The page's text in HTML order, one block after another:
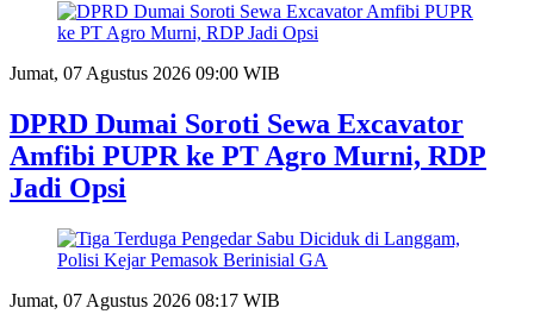
Jumat, 07 Agustus 2026 09:00 WIB
DPRD Dumai Soroti Sewa Excavator
Amfibi PUPR ke PT Agro Murni, RDP
Jadi Opsi
Jumat, 07 Agustus 2026 08:17 WIB